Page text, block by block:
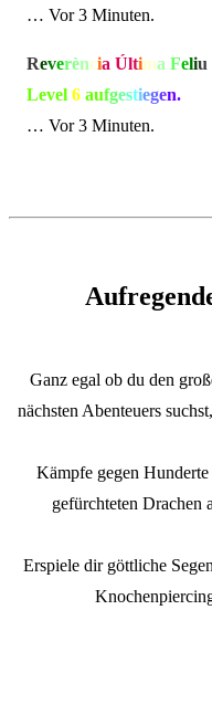
… Vor 3 Minuten.
Reverència Última Feliu
Level 6 aufgestiegen.
… Vor 3 Minuten.
Ganz egal ob du den
nächsten Abenteuers
Kämpfe gegen
gefürchteten Drachen
Erspiele dir göttliche